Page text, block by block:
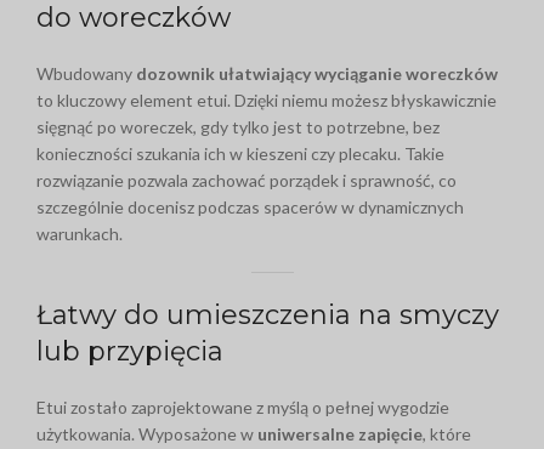
do woreczków
Wbudowany dozownik ułatwiający wyciąganie woreczków
to kluczowy element etui. Dzięki niemu możesz błyskawicznie
sięgnąć po woreczek, gdy tylko jest to potrzebne, bez
konieczności szukania ich w kieszeni czy plecaku. Takie
rozwiązanie pozwala zachować porządek i sprawność, co
szczególnie docenisz podczas spacerów w dynamicznych
warunkach.
Łatwy do umieszczenia na smyczy
lub przypięcia
Etui zostało zaprojektowane z myślą o pełnej wygodzie
użytkowania. Wyposażone w uniwersalne zapięcie, które